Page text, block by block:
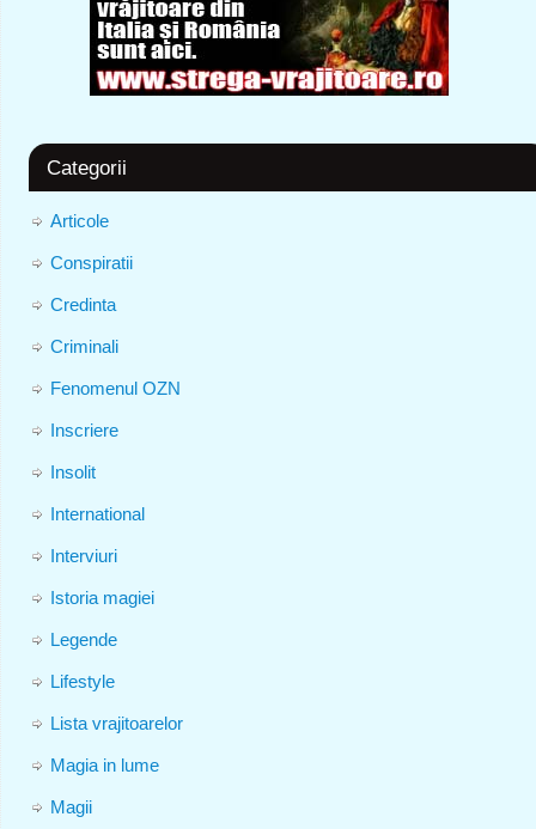
Categorii
Articole
Conspiratii
Credinta
Criminali
Fenomenul OZN
Inscriere
Insolit
International
Interviuri
Istoria magiei
Legende
Lifestyle
Lista vrajitoarelor
Magia in lume
Magii